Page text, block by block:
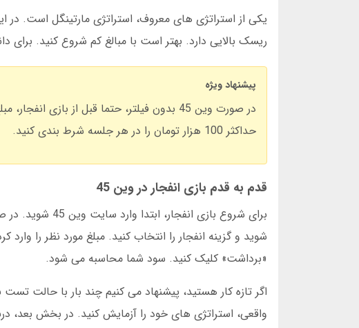
یکی از استراتژی های معروف، استراتژی مارتینگل است. در
ریسک بالایی دارد. بهتر است با مبالغ کم شروع کنید. برای دانلود اپلیکیشن وین 45، این
پیشنهاد ویژه
حداکثر 100 هزار تومان را در هر جلسه شرط بندی کنید.
قدم به قدم بازی انفجار در وین 45
شوید و گزینه انفجار را انتخاب کنید. مبلغ مورد نظر را
«برداشت» کلیک کنید. سود شما محاسبه می شود.
واقعی، استراتژی های خود را آزمایش کنید. در بخش بعد، درباره مزایای